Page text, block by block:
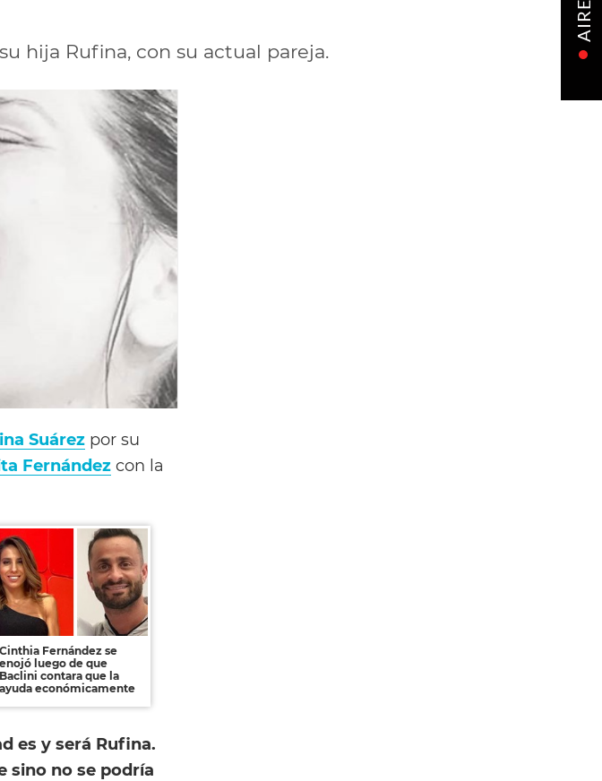
hija Rufina, con su actual pareja.
Suárez por su
Fernández con la
Cinthia Fernández se
enojó luego de que
Baclini contara que la
ayuda económicamente
es y será Rufina.
sino no se podría
AIRE